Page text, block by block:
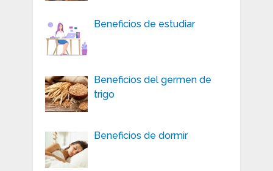
Beneficios de estudiar
Beneficios del germen de
trigo
Beneficios de dormir